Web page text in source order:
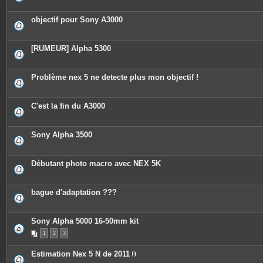
objectif pour Sony A3000
[RUMEUR] Alpha 5300
Problème nex 5 ne detecte plus mon objectif !
C'est la fin du A3000
Sony Alpha 3500
Débutant photo macro avec NEX 5K
bague d'adaptation ???
Sony Alpha 5000 16-50mm kit
1 2 3
Estimation Nex 5 N de 2011